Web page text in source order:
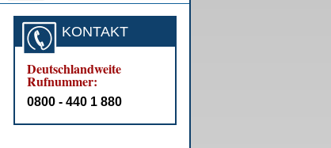
KONTAKT
Deutschlandweite
Rufnummer:
0800 - 440 1 880